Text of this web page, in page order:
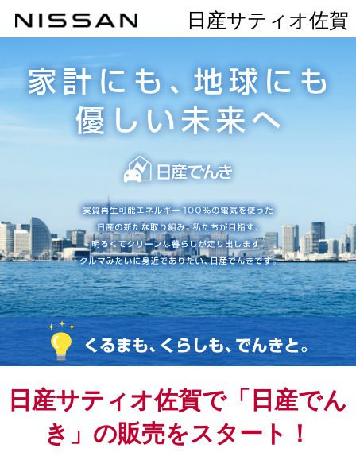
日産サティオ佐賀
日産サティオ佐賀で「日産でん
き」の販売をスタート！